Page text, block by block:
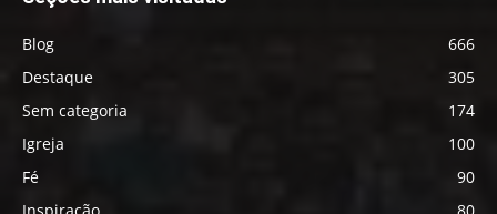
Blog
666
Destaque
305
Sem categoria
174
Igreja
100
Fé
90